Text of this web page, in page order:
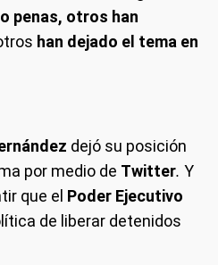
penas, otros han
han dejado el tema en
dejó su posición
por medio de Twitter. Y
que el Poder Ejecutivo
de liberar detenidos